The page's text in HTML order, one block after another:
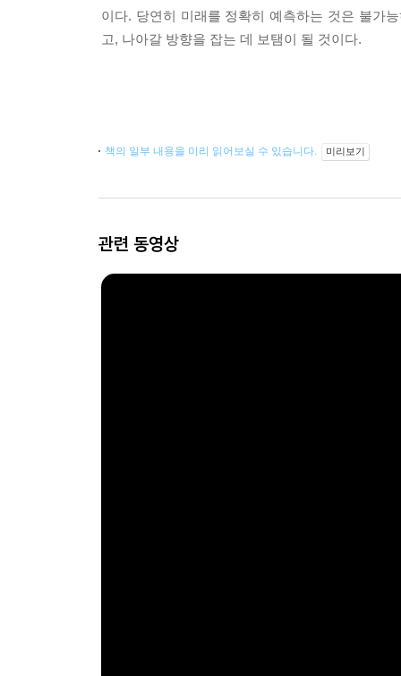
이다. 당연히 미래를 정확히 예측하는 것은 불가
고, 나아갈 방향을 잡는 데 보탬이 될 것이다.
책의 일부 내용을 미리 읽어보실 수 있습니다. 미리보기
관련 동영상